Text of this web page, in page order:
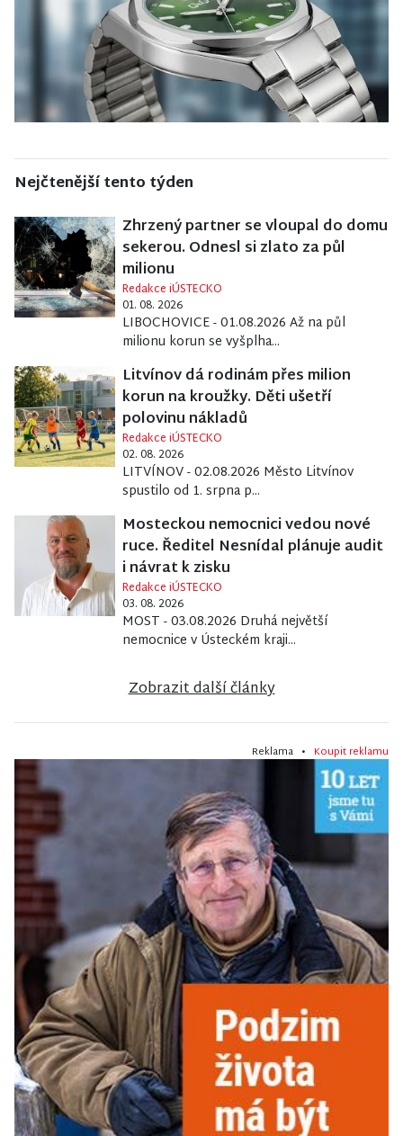
Nejčtenější tento týden
Zhrzený partner se vloupal do domu
sekerou. Odnesl si zlato za půl
milionu
Redakce iÚSTECKO
01. 08. 2026
LIBOCHOVICE - 01.08.2026 Až na půl
milionu korun se vyšplha...
Litvínov dá rodinám přes milion
korun na kroužky. Děti ušetří
polovinu nákladů
Redakce iÚSTECKO
02. 08. 2026
LITVÍNOV - 02.08.2026 Město Litvínov
spustilo od 1. srpna p...
Mosteckou nemocnici vedou nové
ruce. Ředitel Nesnídal plánuje audit
i návrat k zisku
Redakce iÚSTECKO
03. 08. 2026
MOST - 03.08.2026 Druhá největší
nemocnice v Ústeckém kraji...
Zobrazit další články
Reklama • Koupit reklamu